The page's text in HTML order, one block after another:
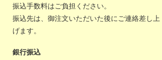
振込手数料はご負担ください。
振込先は、御注文いただいた後にご連絡差し上
げます。
銀行振込